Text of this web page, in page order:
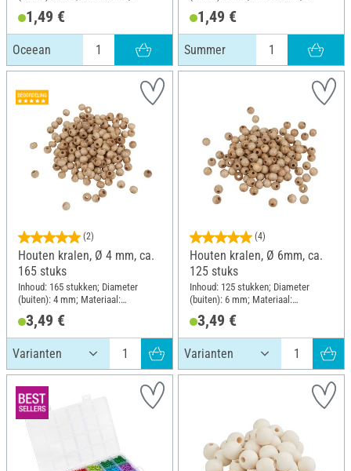
1,49 €
Oceean
1,49 €
Summer
(2)
Houten kralen, Ø 4 mm, ca.
165 stuks
Inhoud: 165 stukken; Diameter
(buiten): 4 mm; Materiaal:
3,49 €
(4)
Houten kralen, Ø 6mm, ca.
125 stuks
Inhoud: 125 stukken; Diameter
(buiten): 6 mm; Materiaal:
3,49 €